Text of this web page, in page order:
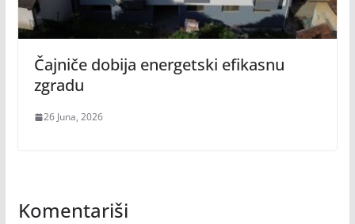
Čajniče dobija energetski efikasnu
zgradu
26 Juna, 2026
Komentariši